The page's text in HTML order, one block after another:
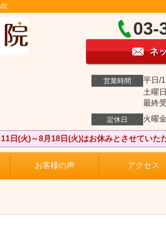
院
03-
ネ
営業時間
平日/
土曜
最終
定休日 火曜
日(火)～8月18日(火)はお休みとさせていた
お客様の声 アクセス